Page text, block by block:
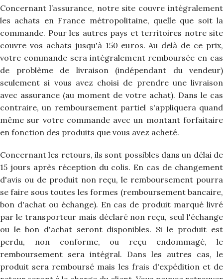
Concernant l’assurance, notre site couvre intégralement
les achats en France métropolitaine, quelle que soit la
commande. Pour les autres pays et territoires notre site
couvre vos achats jusqu'à 150 euros. Au delà de ce prix,
votre commande sera intégralement remboursée en cas
de problème de livraison (indépendant du vendeur)
seulement si vous avez choisi de prendre une livraison
avec assurance (au moment de votre achat). Dans le cas
contraire, un remboursement partiel s'appliquera quand
même sur votre commande avec un montant forfaitaire
en fonction des produits que vous avez acheté.
Concernant les retours, ils sont possibles dans un délai de
15 jours après réception du colis. En cas de changement
d'avis ou de produit non reçu, le remboursement pourra
se faire sous toutes les formes (remboursement bancaire,
bon d'achat ou échange). En cas de produit marqué livré
par le transporteur mais déclaré non reçu, seul l'échange
ou le bon d'achat seront disponibles. Si le produit est
perdu, non conforme, ou reçu endommagé, le
remboursement sera intégral. Dans les autres cas, le
produit sera remboursé mais les frais d'expédition et de